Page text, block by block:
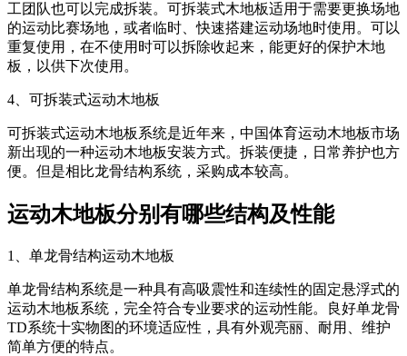
工团队也可以完成拆装。可拆装式木地板适用于需要更换场地
的运动比赛场地，或者临时、快速搭建运动场地时使用。可以
重复使用，在不使用时可以拆除收起来，能更好的保护木地
板，以供下次使用。
4、可拆装式运动木地板
可拆装式运动木地板系统是近年来，中国体育运动木地板市场
新出现的一种运动木地板安装方式。拆装便捷，日常养护也方
便。但是相比龙骨结构系统，采购成本较高。
运动木地板分别有哪些结构及性能
1、单龙骨结构运动木地板
单龙骨结构系统是一种具有高吸震性和连续性的固定悬浮式的
运动木地板系统，完全符合专业要求的运动性能。良好单龙骨
TD系统十实物图的环境适应性，具有外观亮丽、耐用、维护
简单方便的特点。